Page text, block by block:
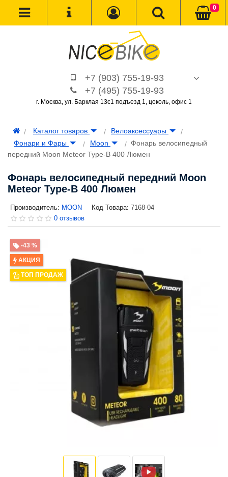
+7 (903) 755-19-93
+7 (495) 755-19-93
г. Москва, ул. Барклая 13с1 подъезд 1, цоколь, офис 1
0
Каталог товаров
Велоаксессуары
Фонари и Фары
Moon
Фонарь велосипедный
передний Moon Meteor Type-B 400 Люмен
Фонарь велосипедный передний Moon
Meteor Type-B 400 Люмен
Производитель: MOON Код Товара: 7168-04
0 отзывов
-43 %
АКЦИЯ
ТОП ПРОДАЖ